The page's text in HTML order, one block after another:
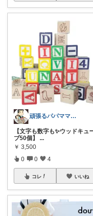
頑張るパパママ応援隊@育児・子供用品紹介
【文字も数字も✨ウッドキュ
ブ50個】 ...
￥ 3,500
0 0 4
コレ いいね